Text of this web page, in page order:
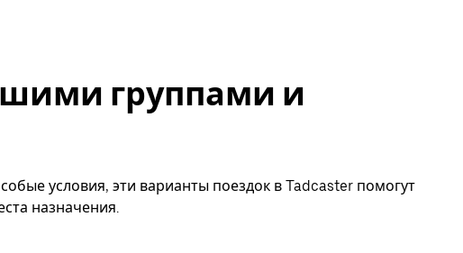
группами и
условия, эти варианты поездок в Tadcaster помогут
назначения.